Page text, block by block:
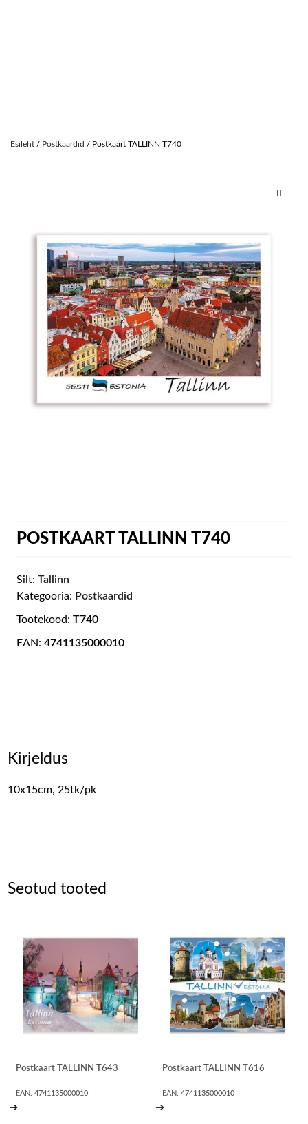
Esileht / Postkaardid / Postkaart TALLINN T740
POSTKAART TALLINN T740
EAN: 4741135000010
Tootekood: T740
Kategooria: Postkaardid
Silt: Tallinn
Kirjeldus
10x15cm, 25tk/pk
Seotud tooted
Postkaart TALLINN T643
EAN:4741135000010
➔
Postkaart TALLINN T616
EAN:4741135000010
➔